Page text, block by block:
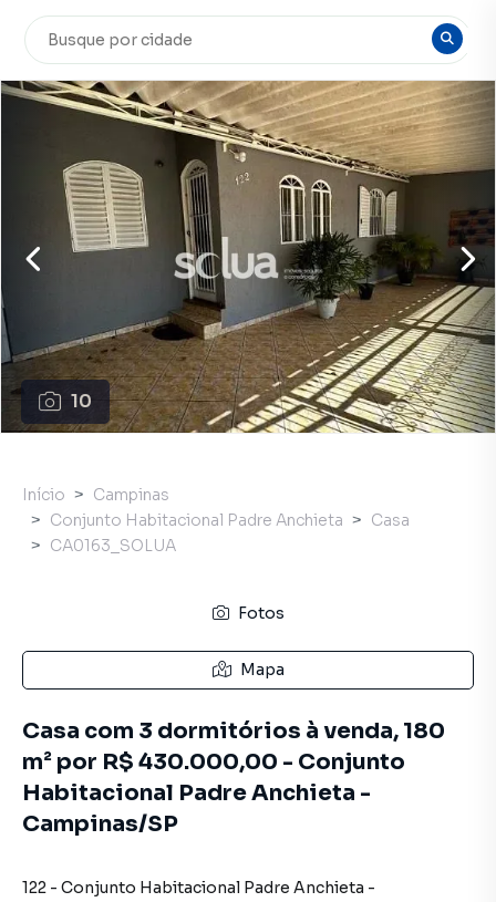
10
Início
Campinas
Conjunto Habitacional Padre Anchieta
Casa
CA0163_SOLUA
Fotos
Mapa
Casa com 3 dormitórios à venda, 180
m² por R$ 430.000,00 - Conjunto
Habitacional Padre Anchieta -
Campinas/SP
122 - Conjunto Habitacional Padre Anchieta -